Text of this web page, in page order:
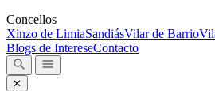
Concellos
Xinzo de LimiaSandiásVilar de Barrio
Blogs de IntereseContacto
✕